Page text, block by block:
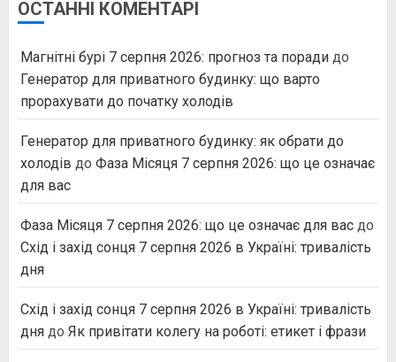
ОСТАННІ КОМЕНТАРІ
Магнітні бурі 7 серпня 2026: прогноз та поради до
Генератор для приватного будинку: що варто
прорахувати до початку холодів
Генератор для приватного будинку: як обрати до
холодів до Фаза Місяця 7 серпня 2026: що це означає
для вас
Фаза Місяця 7 серпня 2026: що це означає для вас до
Схід і захід сонця 7 серпня 2026 в Україні: тривалість
дня
Схід і захід сонця 7 серпня 2026 в Україні: тривалість
дня до Як привітати колегу на роботі: етикет і фрази